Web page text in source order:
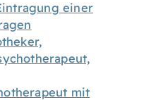
einer
mit